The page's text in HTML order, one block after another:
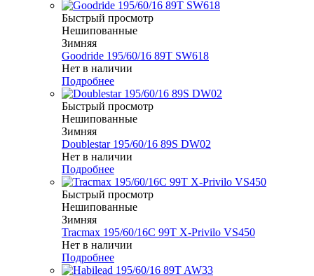
Быстрый просмотр
Нешипованные
Зимняя
Goodride 195/60/16 89T SW618
Нет в наличии
Подробнее
Быстрый просмотр
Нешипованные
Зимняя
Doublestar 195/60/16 89S DW02
Нет в наличии
Подробнее
Быстрый просмотр
Нешипованные
Зимняя
Tracmax 195/60/16C 99T X-Privilo VS450
Нет в наличии
Подробнее